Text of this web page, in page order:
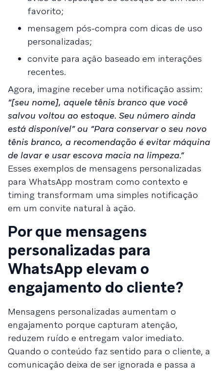
favorito;
mensagem pós-compra com dicas de uso
personalizadas;
convite para ação baseado em interações
recentes.
Agora, imagine receber uma notificação assim:
“[seu nome], aquele tênis branco que você
salvou voltou ao estoque. Seu número ainda
está disponível” ou “Para conservar o seu novo
tênis branco, a recomendação é evitar máquina
de lavar e usar escova macia na limpeza.”
Esses exemplos de mensagens personalizadas
para WhatsApp mostram como contexto e
timing transformam uma simples notificação
em um convite natural à ação.
Por que mensagens
personalizadas para
WhatsApp elevam o
engajamento do cliente?
Mensagens personalizadas aumentam o
engajamento porque capturam atenção,
reduzem ruído e entregam valor imediato.
Quando o conteúdo faz sentido para o cliente, a
comunicação deixa de ser ignorada e passa a